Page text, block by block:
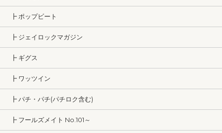
┣ ポップビート
┣ ジェイロックマガジン
┣ ギグス
┣ ワッツイン
┣ パチ・パチ(パチロク含む)
┣ フールズメイト No.101～